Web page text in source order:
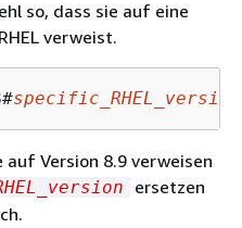
so, dass sie auf eine
verweist.
specific_RHEL_version
auf Version 8.9 verweisen
ersetzen